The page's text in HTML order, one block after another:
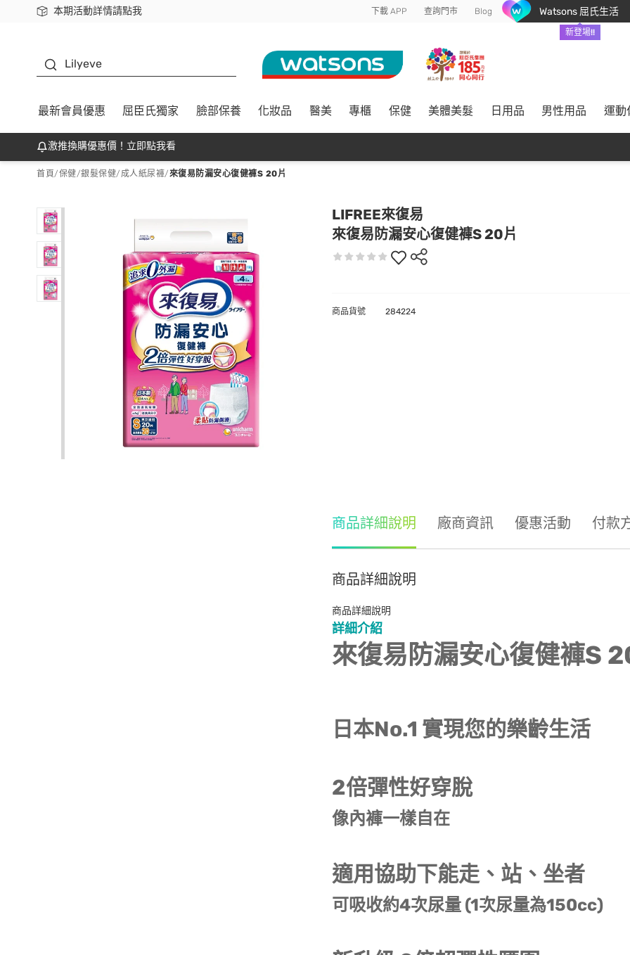
本期活動詳情請點我
下載app最高回饋$350 下載 APP 查詢門市 Blog Watsons 屈氏生活
新登場!!
Lilyeve
最新會員優惠 屈臣氏獨家 臉部保養 化妝品 醫美 專櫃 保健 美體美髮 日用品 男性用品 運動
激推換購優惠價！立即點我看
首頁/保健/銀髮保健/ 成人紙尿褲/來復易防漏安心復健褲S 20片
LIFREE來復易
來復易防漏安心復健褲S 20片
商品貨號 284224
商品詳細說明 廠商資訊 優惠活動 付款
商品詳細說明
商品詳細說明
詳細介紹
來復易防漏安心復健褲S
日本No.1 實現您的樂齡生活
2倍彈性好穿脫
像內褲一樣自在
適用協助下能走、站、坐者
可吸收約4次尿量 (1次尿量為150cc)